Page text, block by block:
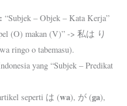
“Subjek – Objek – Kata Kerja”
(O) makan (V)” -> 私は り
ringo o tabemasu).
yang “Subjek – Predikat
seperti は (wa), が (ga),